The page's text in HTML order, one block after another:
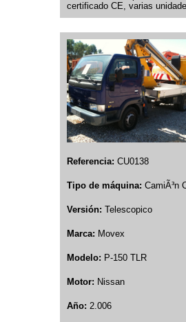
certificado CE, varias
Referencia: CU0138
Tipo de máquina: CamiÃ³n
Versión: Telescopico
Marca: Movex
Modelo: P-150 TLR
Motor: Nissan
Año: 2.006